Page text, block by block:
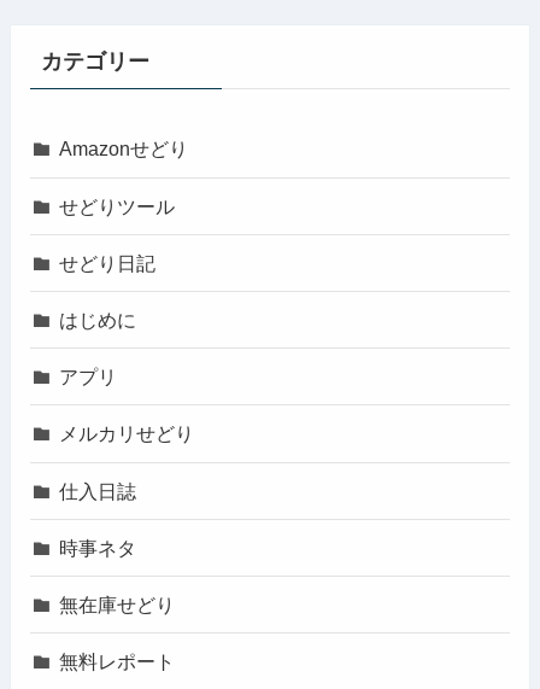
カテゴリー
Amazonせどり
せどりツール
せどり日記
はじめに
アプリ
メルカリせどり
仕入日誌
時事ネタ
無在庫せどり
無料レポート